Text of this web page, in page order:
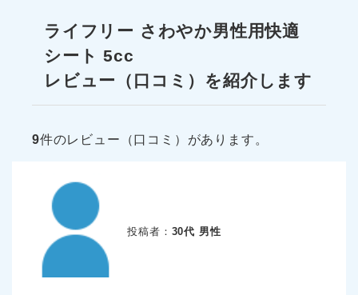
ライフリー さわやか男性用快適
シート 5cc
レビュー（口コミ）を紹介します
9件のレビュー（口コミ）があります。
投稿者： 30代 男性